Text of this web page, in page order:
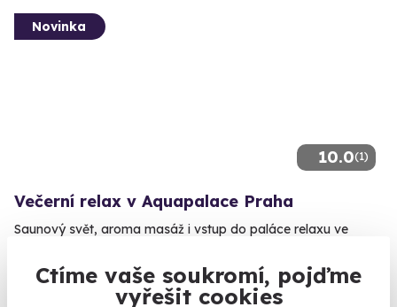
Ctíme vaše soukromí, pojďme
vyřešit cookies
10.0(1)
Novinka
Večerní relax v Aquapalace Praha
Saunový svět, aroma masáž i vstup do paláce relaxu ve
Praha Čestlice (Praha-východ)